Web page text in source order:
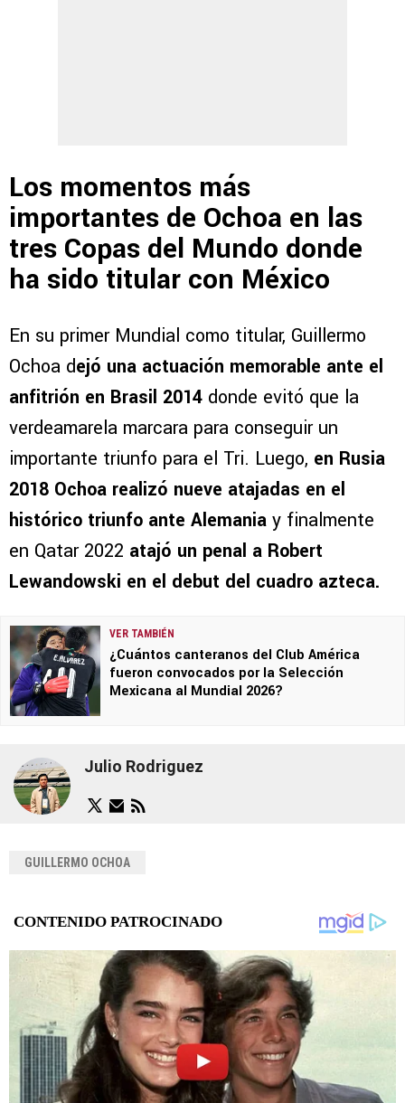
Los momentos más
importantes de Ochoa en las
tres Copas del Mundo donde
ha sido titular con México
En su primer Mundial como titular, Guillermo
Ochoa dejó una actuación memorable ante el
anfitrión en Brasil 2014 donde evitó que la
verdeamarela marcara para conseguir un
importante triunfo para el Tri. Luego, en Rusia
2018 Ochoa realizó nueve atajadas en el
histórico triunfo ante Alemania y finalmente
en Qatar 2022 atajó un penal a Robert
Lewandowski en el debut del cuadro azteca.
VER TAMBIÉN
¿Cuántos canteranos del Club América
fueron convocados por la Selección
Mexicana al Mundial 2026?
Julio Rodriguez
GUILLERMO OCHOA